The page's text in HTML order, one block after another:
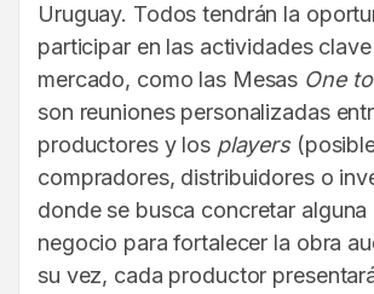
Uruguay. Todos tendrán la
participar en las actividades
mercado, como las Mesas One
son reuniones personalizadas
productores y los players
compradores, distribuidores o
donde se busca concretar alguna
negocio para fortalecer la obra
su vez, cada productor